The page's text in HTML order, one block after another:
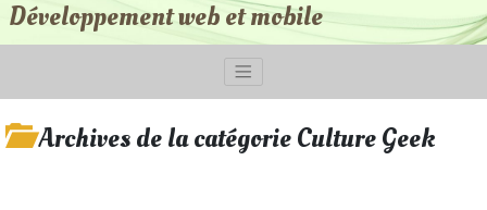
Développement web et mobile
Archives de la catégorie Culture Geek